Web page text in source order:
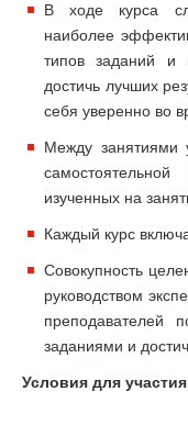
В ходе курса
наиболее
типов заданий и
достичь лучших
себя уверенно во
Между занятиями
изученных на
Каждый курс
Совокупность
руководством
преподавателей
заданиями и
Условия для участия